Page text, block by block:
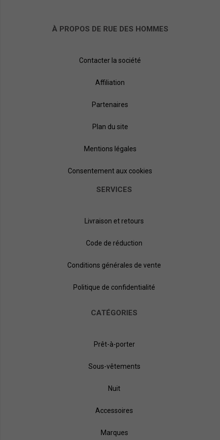
À PROPOS DE RUE DES HOMMES
Contacter la société
Affiliation
Partenaires
Plan du site
Mentions légales
Consentement aux cookies
SERVICES
Livraison et retours
Code de réduction
Conditions générales de vente
Politique de confidentialité
CATÉGORIES
Prêt-à-porter
Sous-vêtements
Nuit
Accessoires
Marques